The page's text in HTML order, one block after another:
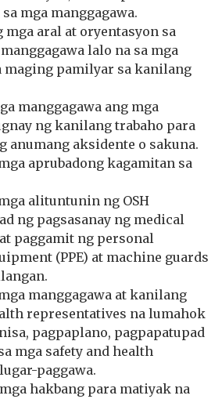
mga manggagawa.
mga aral at oryentasyon sa
lalo na sa mga
maging pamilyar sa kanilang
manggagawa ang mga
ng kanilang trabaho para
anumang aksidente o sakuna.
aprubadong kagamitan sa
alituntunin ng OSH
ng pagsasanay ng medical
paggamit ng personal
(PPE) at machine guards
manggagawa at kanilang
representatives na lumahok
pagpaplano, pagpapatupad
mga safety and health
paggawa.
hakbang para matiyak na